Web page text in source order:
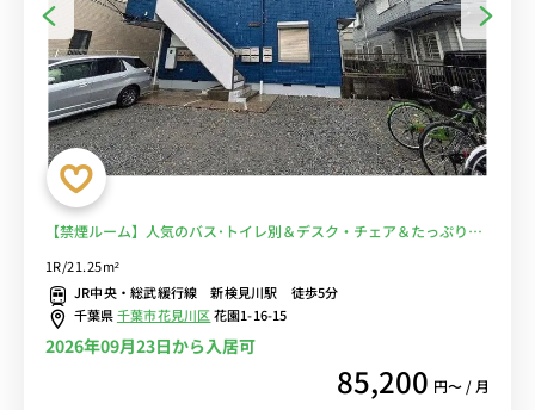
【禁煙ルーム】人気のバス･トイレ別＆デスク・チェア＆たっぷり収
路線利用可能■選べるWi-Fi格安レンタル中！
1R/21.25m²
JR中央・総武緩行線 新検見川駅 徒歩5分
千葉県千葉市花見川区花園1-16-15
2026年09月23日から入居可
85,200 円〜 / 月